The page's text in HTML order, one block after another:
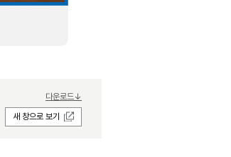
다운로드↓
새 창으로 보기